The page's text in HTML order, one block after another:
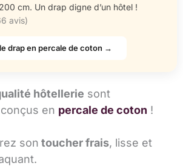
cm. Un drap digne d’un hôtel !
avis)
drap en percale de coton →
hôtellerie sont
en percale de coton !
son toucher frais, lisse et